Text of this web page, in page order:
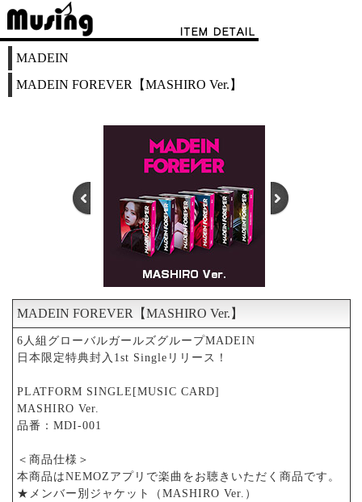
MADEIN
MADEIN FOREVER【MASHIRO Ver.】
MADEIN FOREVER【MASHIRO Ver.】
6人組グローバルガールズグループMADEIN
日本限定特典封入1st Singleリリース！
PLATFORM SINGLE[MUSIC CARD]
MASHIRO Ver.
品番：MDI-001
＜商品仕様＞
本商品はNEMOZアプリで楽曲をお聴きいただく商品です。
★メンバー別ジャケット（MASHIRO Ver.）